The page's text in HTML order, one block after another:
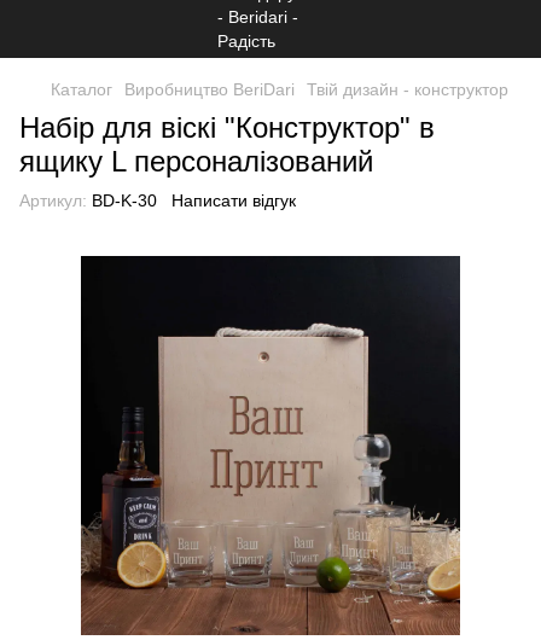
Каталог Виробництво BeriDari Твій дизайн - конструктор
Набір для віскі "Конструктор" в
ящику L персоналізований
Артикул: BD-K-30 Написати відгук